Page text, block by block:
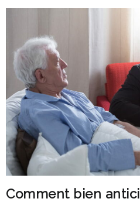
Comment bien